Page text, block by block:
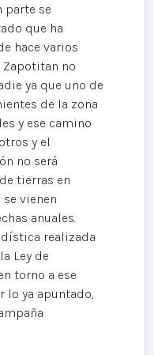
parte se
que ha
hace varios
Zapotitan no
ya que uno de
de la zona
y ese camino
y el
no será
tierras en
vienen
anuales.
realizada
Ley de
torno a ese
lo ya apuntado,